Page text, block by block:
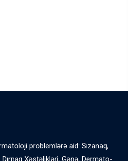
problemlərə aid: Sızanaq,
Xəstəlikləri, Gənə, Dermato-